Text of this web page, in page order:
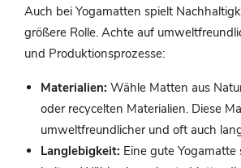
Auch bei Yogamatten spielt
größere Rolle. Achte auf
und Produktionsprozesse:
Materialien: Wähle Matten aus
oder recycelten Materialien. Diese
umweltfreundlicher und oft auch
Langlebigkeit: Eine gute Yogamatte